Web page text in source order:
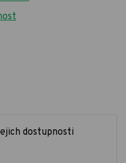
dostupnosti